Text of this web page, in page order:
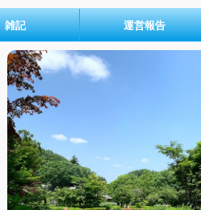
雑記 運営報告